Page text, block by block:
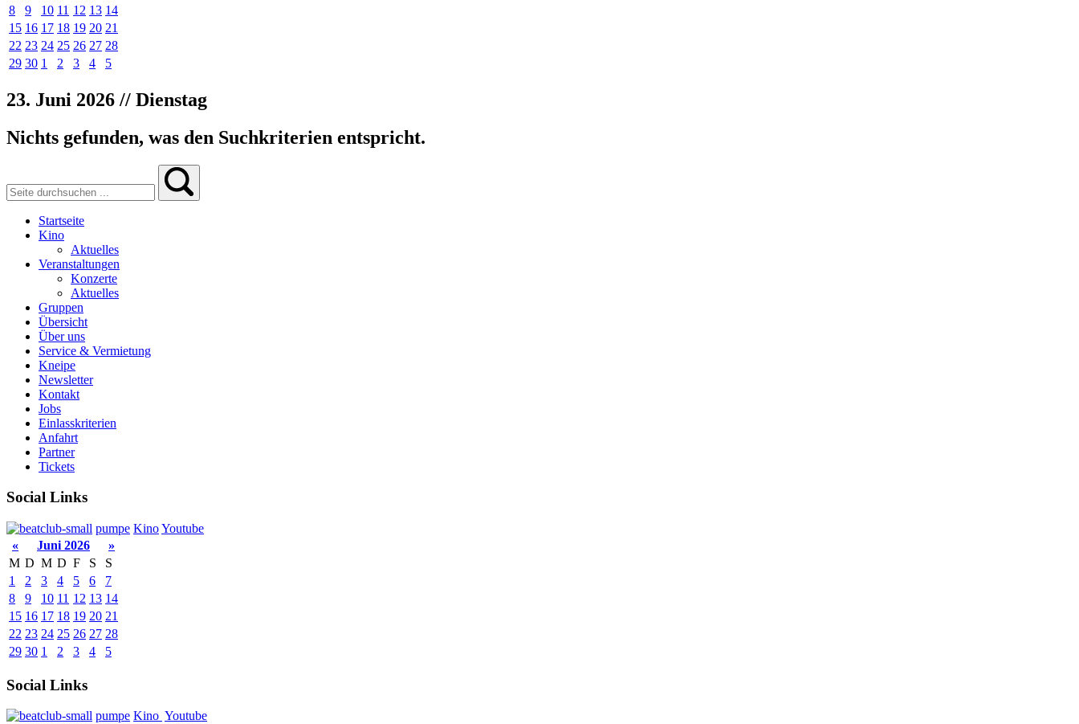
8
9 10 11 12 13 14
15 16 17 18 19 20 21
22 23 24 25 26 27 28
29 30 1 2 3 4 5
23. Juni 2026 // Dienstag
Nichts gefunden, was den Suchkriterien entspricht.
Startseite
Kino
Aktuelles
Veranstaltungen
Konzerte
Aktuelles
Gruppen
Übersicht
Über uns
Service & Vermietung
Kneipe
Newsletter
Kontakt
Jobs
Einlasskriterien
Anfahrt
Partner
Tickets
Social Links
pumpe KinoYoutube
«
Juni 2026
»
M D M D F S
S
1
2 3 4 5 6
7
8
9 10 11 12 13 14
15 16 17 18 19 20 21
22 23 24 25 26 27 28
29 30 1 2 3 4 5
Social Links
pumpe Kino Youtube